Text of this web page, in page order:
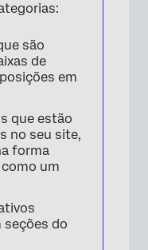
são
de
em
que estão
no seu site,
forma
um
seções do